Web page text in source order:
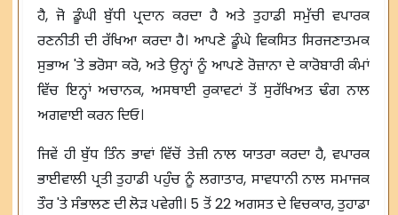
ਹੈ, ਜੋ ਡੂੰਘੀ ਬੁੱਧੀ ਪ੍ਰਦਾਨ ਕਰਦਾ ਹੈ ਅਤੇ ਤੁਹਾਡੀ ਸਮੁੱਚੀ ਵਪਾਰਕ
ਰਣਨੀਤੀ ਦੀ ਰੱਖਿਆ ਕਰਦਾ ਹੈ। ਆਪਣੇ ਡੂੰਘੇ ਵਿਕਸਿਤ ਸਿਰਜਣਾਤਮਕ
ਸੁਭਾਅ 'ਤੇ ਭਰੋਸਾ ਕਰੋ, ਅਤੇ ਉਨ੍ਹਾਂ ਨੂੰ ਆਪਣੇ ਰੋਜ਼ਾਨਾ ਦੇ ਕਾਰੋਬਾਰੀ ਕੰਮਾਂ
ਵਿੱਚ ਇਨ੍ਹਾਂ ਅਚਾਨਕ, ਅਸਥਾਈ ਰੁਕਾਵਟਾਂ ਤੋਂ ਸੁਰੱਖਿਅਤ ਢੰਗ ਨਾਲ
ਅਗਵਾਈ ਕਰਨ ਦਿਓ।
ਜਿਵੇਂ ਹੀ ਬੁੱਧ ਤਿੰਨ ਭਾਵਾਂ ਵਿੱਚੋਂ ਤੇਜ਼ੀ ਨਾਲ ਯਾਤਰਾ ਕਰਦਾ ਹੈ, ਵਪਾਰਕ
ਭਾਈਵਾਲੀ ਪ੍ਰਤੀ ਤੁਹਾਡੀ ਪਹੁੰਚ ਨੂੰ ਲਗਾਤਾਰ, ਸਾਵਧਾਨੀ ਨਾਲ ਸਮਾਜਕ
ਤੌਰ 'ਤੇ ਸੰਭਾਲਣ ਦੀ ਲੋੜ ਪਵੇਗੀ। 5 ਤੋਂ 22 ਅਗਸਤ ਦੇ ਵਿਚਕਾਰ, ਤੁਹਾਡਾ